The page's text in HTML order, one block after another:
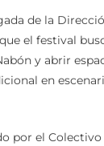
de la
el festival
y abrir
en
por el